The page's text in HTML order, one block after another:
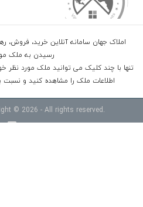
املاک جهان سامانه آنلاین خرید، فروش،
رسیدن به ملک
تنها با چند کلیک می توانید ملک مورد نظر
اطلاعات ملک را مشاهده کنید و نسبت
© 2026 - All rights reserved.